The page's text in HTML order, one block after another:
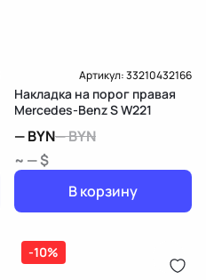
Артикул:33210432166
Накладка на порог правая
Mercedes-Benz S W221
—BYN—BYN
~ — $
В корзину
-10%